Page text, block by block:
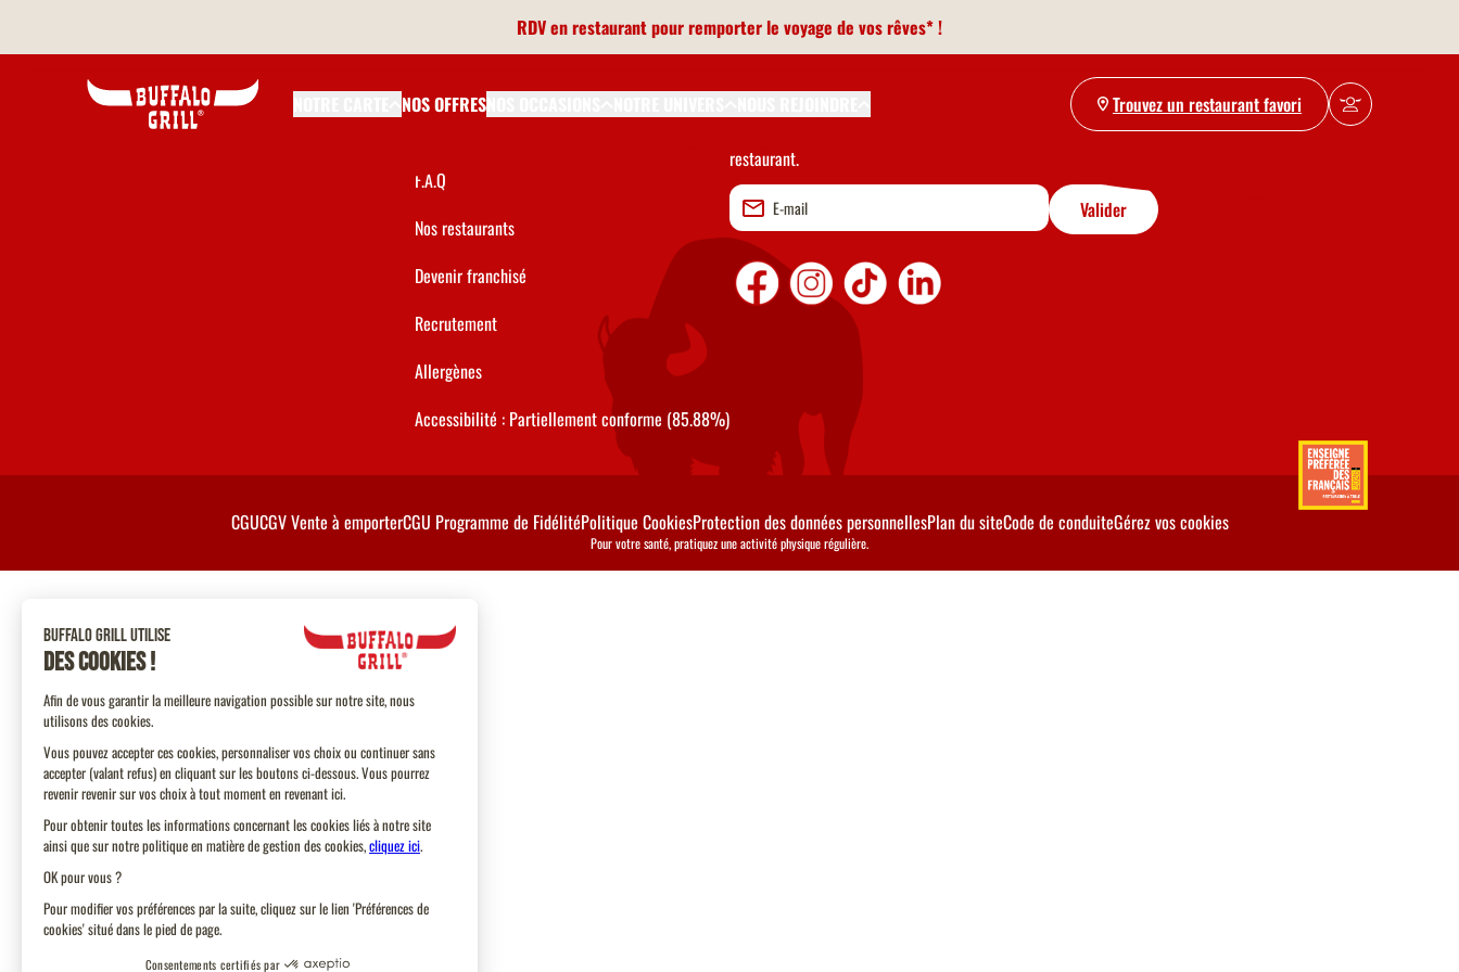
RDV en restaurant pour remporter le voyage de vos rêves* !
NOS OFFRES Trouvez un restaurant favori
UNE QUESTION
F.A.Q
Nos restaurants
Devenir franchisé
Recrutement
Allergènes
Accessibilité : Partiellement conforme (85.88%)
RESTEZ INFORMÉS
Inscrivez-vous à notre Newsletter et découvrez l’actualité de votre
restaurant.
Valider
CGUCGV Vente à emporterCGU Programme de FidélitéPolitique CookiesProtection des données personnellesPlan du siteCode de conduiteGérez vos cookies
Pour votre santé, pratiquez une activité physique régulière.